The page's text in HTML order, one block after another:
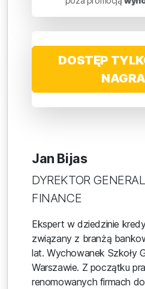
DOSTĘP
Jan Bijas
DYREKTOR
FINANCE
Ekspert w dziedzinie
związany z branżą
lat. Wychowanek Szkoły
Warszawie. Z początku
renomowanych firmach